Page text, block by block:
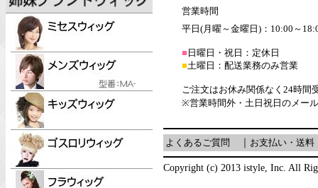
営業時間
平日(月曜～金曜日)：10:00～
■ 日曜日・祝日：定休日
■土曜日：配送業務のみ営業
ご注文はお休み関係なく24時間
※営業時間外・土日祝日のメー
よくあるご質問 ｜ お支払い・送料
Copyright (c) 2013 istyle, Inc. All